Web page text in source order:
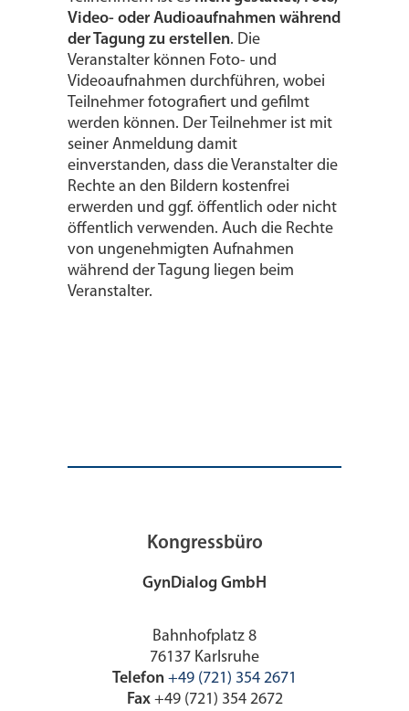
Video- oder Audioaufnahmen während
der Tagung zu erstellen. Die
Veranstalter können Foto- und
Videoaufnahmen durchführen, wobei
Teilnehmer fotografiert und gefilmt
werden können. Der Teilnehmer ist mit
seiner Anmeldung damit
einverstanden, dass die Veranstalter die
Rechte an den Bildern kostenfrei
erwerden und ggf. öffentlich oder nicht
öffentlich verwenden. Auch die Rechte
von ungenehmigten Aufnahmen
während der Tagung liegen beim
Veranstalter.
Kongressbüro
GynDialog GmbH
Bahnhofplatz 8
76137 Karlsruhe
Telefon +49 (721) 354 2671
Fax+49 (721) 354 2672